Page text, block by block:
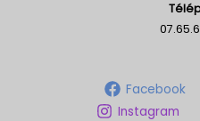
Facebook
Instagram